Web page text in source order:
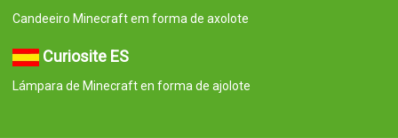
Candeeiro Minecraft em forma de axolote
Curiosite ES
Lámpara de Minecraft en forma de ajolote